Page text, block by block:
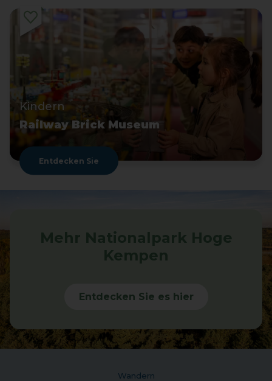
Kindern
Railway Brick Museum
Entdecken Sie
Mehr Nationalpark Hoge
Kempen
Entdecken Sie es hier
Wandern